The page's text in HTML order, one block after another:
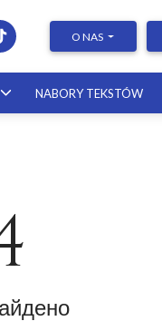
O NAS
NABORY TEKSTÓW